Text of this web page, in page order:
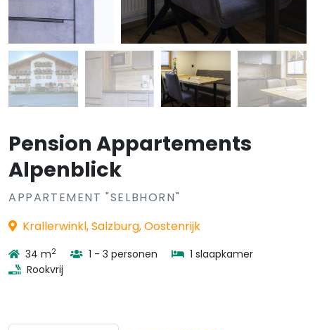
Pension Appartements
Alpenblick
APPARTEMENT "SELBHORN"
Krallerwinkl, Salzburg, Oostenrijk
34 m2 1 - 3 personen
1 slaapkamer
Rookvrij